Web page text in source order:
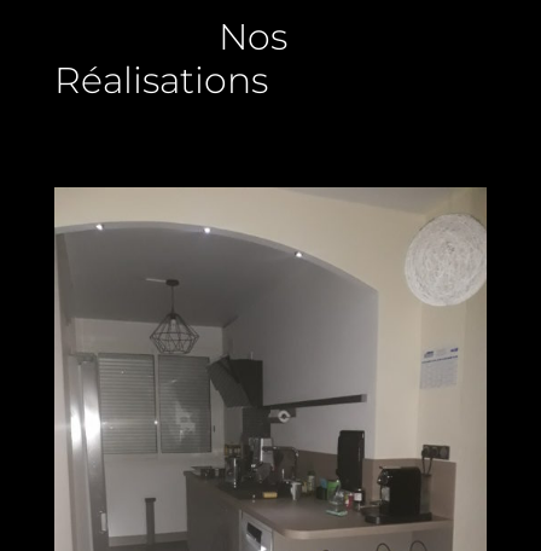
Nos
Réalisations